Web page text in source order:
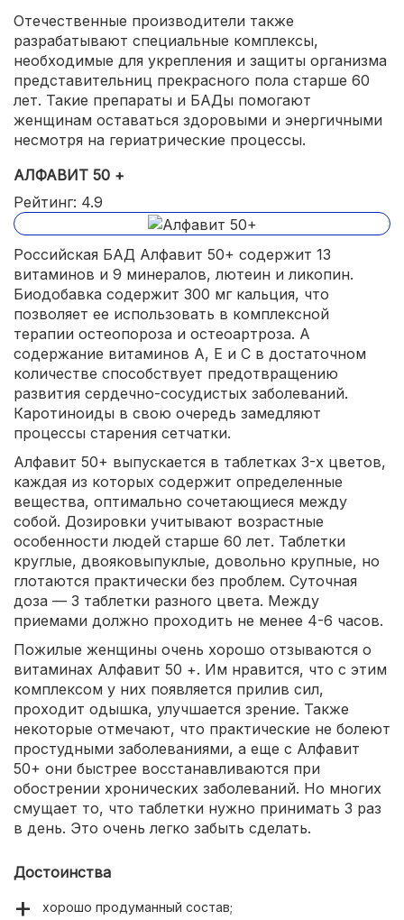
Отечественные производители также
разрабатывают специальные комплексы,
необходимые для укрепления и защиты организма
представительниц прекрасного пола старше 60
лет. Такие препараты и БАДы помогают
женщинам оставаться здоровыми и энергичными
несмотря на гериатрические процессы.
АЛФАВИТ 50 +
Рейтинг: 4.9
Российская БАД Алфавит 50+ содержит 13
витаминов и 9 минералов, лютеин и ликопин.
Биодобавка содержит 300 мг кальция, что
позволяет ее использовать в комплексной
терапии остеопороза и остеоартроза. А
содержание витаминов А, Е и С в достаточном
количестве способствует предотвращению
развития сердечно-сосудистых заболеваний.
Каротиноиды в свою очередь замедляют
процессы старения сетчатки.
Алфавит 50+ выпускается в таблетках 3-х цветов,
каждая из которых содержит определенные
вещества, оптимально сочетающиеся между
собой. Дозировки учитывают возрастные
особенности людей старше 60 лет. Таблетки
круглые, двояковыпуклые, довольно крупные, но
глотаются практически без проблем. Суточная
доза — 3 таблетки разного цвета. Между
приемами должно проходить не менее 4-6 часов.
Пожилые женщины очень хорошо отзываются о
витаминах Алфавит 50 +. Им нравится, что с этим
комплексом у них появляется прилив сил,
проходит одышка, улучшается зрение. Также
некоторые отмечают, что практические не болеют
простудными заболеваниями, а еще с Алфавит
50+ они быстрее восстанавливаются при
обострении хронических заболеваний. Но многих
смущает то, что таблетки нужно принимать 3 раз
в день. Это очень легко забыть сделать.
Достоинства
хорошо продуманный состав;